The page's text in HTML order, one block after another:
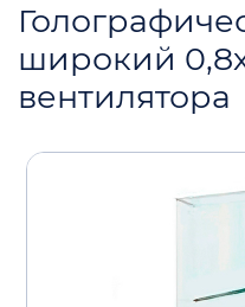
широкий
вентилятора